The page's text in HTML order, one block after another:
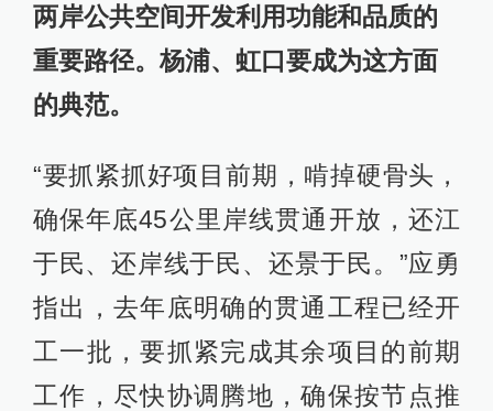
两岸公共空间开发利用功能和品质的
重要路径。杨浦、虹口要成为这方面
的典范。
“要抓紧抓好项目前期，啃掉硬骨头，
确保年底45公里岸线贯通开放，还江
于民、还岸线于民、还景于民。”应勇
指出，去年底明确的贯通工程已经开
工一批，要抓紧完成其余项目的前期
工作，尽快协调腾地，确保按节点推